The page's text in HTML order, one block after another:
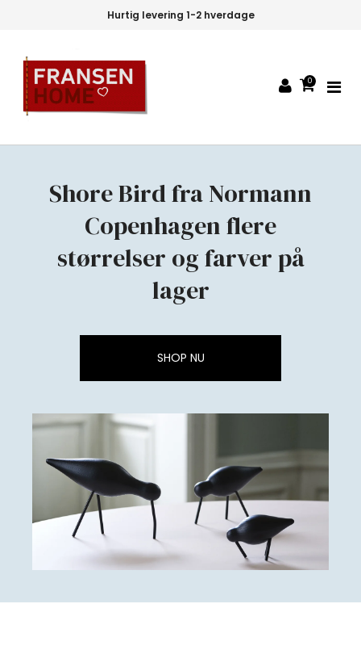
Hurtig levering 1-2 hverdage
0
Shore Bird fra Normann
Copenhagen flere
størrelser og farver på
lager
SHOP NU